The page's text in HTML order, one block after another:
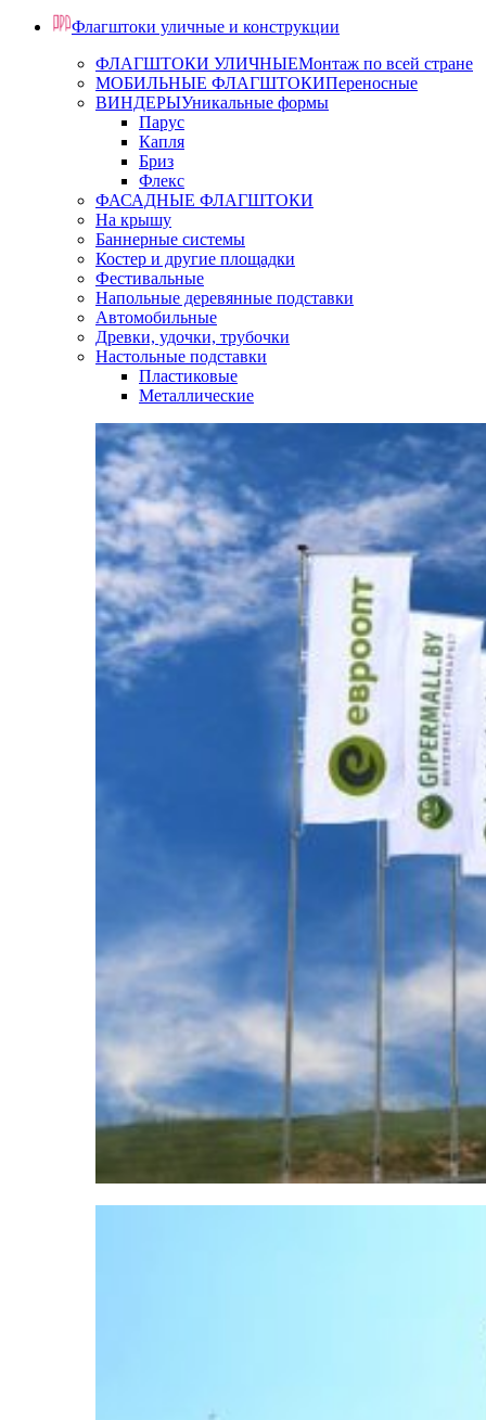
Флагштоки уличные и конструкции
ФЛАГШТОКИ УЛИЧНЫЕМонтаж по всей стране
МОБИЛЬНЫЕ ФЛАГШТОКИПереносные
ВИНДЕРЫУникальные формы
Парус
Капля
Бриз
Флекс
ФАСАДНЫЕ ФЛАГШТОКИ
На крышу
Баннерные системы
Костер и другие площадки
Фестивальные
Напольные деревянные подставки
Автомобильные
Древки, удочки, трубочки
Настольные подставки
Пластиковые
Металлические